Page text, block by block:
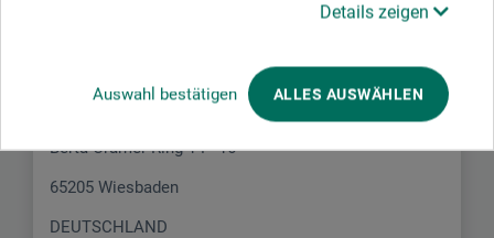
Details zeigen
Auswahl bestätigen ALLES AUSWÄHLEN
Hier finden Sie die Kontaktdaten des Herstellers zu
HOLTZ OFFICE SUPPORT GmbH
Berta-Cramer-Ring 14 - 16
65205 Wiesbaden
DEUTSCHLAND